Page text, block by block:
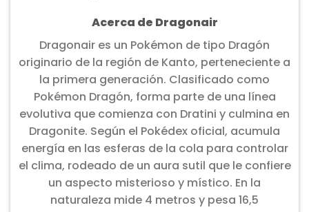
Acerca de Dragonair
Dragonair es un Pokémon de tipo Dragón
originario de la región de Kanto, perteneciente a
la primera generación. Clasificado como
Pokémon Dragón, forma parte de una línea
evolutiva que comienza con Dratini y culmina en
Dragonite. Según el Pokédex oficial, acumula
energía en las esferas de la cola para controlar
el clima, rodeado de un aura sutil que le confiere
un aspecto misterioso y místico. En la
naturaleza mide 4 metros y pesa 16,5